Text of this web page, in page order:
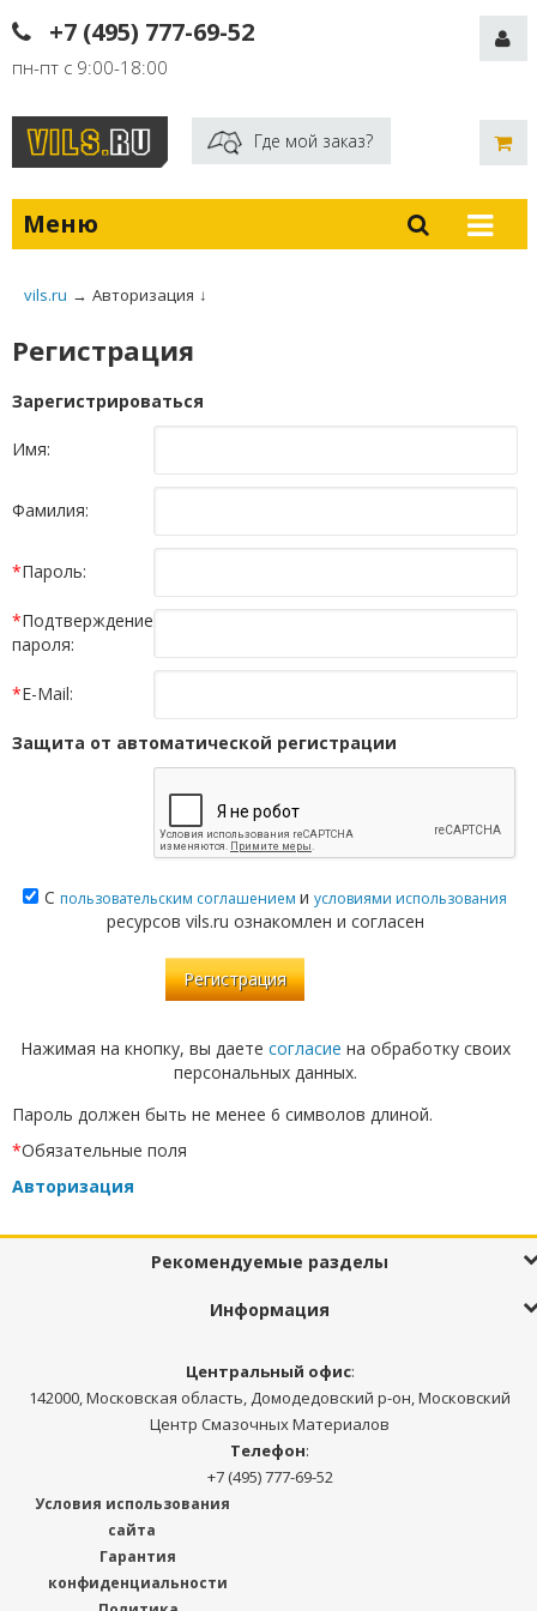
+7 (495) 777-69-52
пн-пт с 9:00-18:00
Где мой заказ?
Меню
vils.ru → Авторизация ↓
Регистрация
Зарегистрироваться
Имя:
Фамилия:
*Пароль:
*Подтверждение
пароля:
*E-Mail:
Защита от автоматической регистрации
С пользовательским соглашением и условиями использования
ресурсов vils.ru ознакомлен и согласен
Нажимая на кнопку, вы даете согласие на обработку своих
персональных данных.
Пароль должен быть не менее 6 символов длиной.
*Обязательные поля
Авторизация
Рекомендуемые разделы
Информация
Центральный офис:
142000, Московская область, Домодедовский р-он, Московский
Центр Смазочных Материалов
Телефон:
+7 (495) 777-69-52
Условия использования
сайта
Гарантия
конфиденциальности